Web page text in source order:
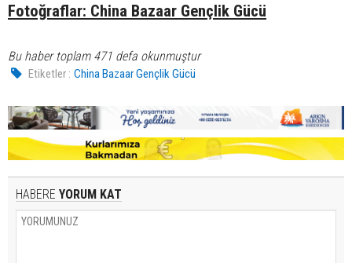
Fotoğraflar: China Bazaar Gençlik Gücü
Bu haber toplam 471 defa okunmuştur
Etiketler : China Bazaar Gençlik Gücü
HABERE YORUM KAT